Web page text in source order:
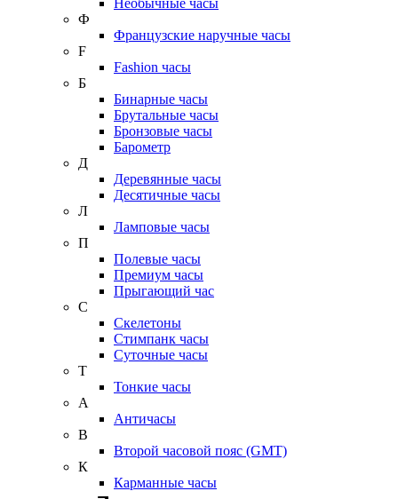
Необычные часы
Ф
Французские наручные часы
F
Fashion часы
Б
Бинарные часы
Брутальные часы
Бронзовые часы
Барометр
Д
Деревянные часы
Десятичные часы
Л
Ламповые часы
П
Полевые часы
Премиум часы
Прыгающий час
С
Скелетоны
Стимпанк часы
Суточные часы
Т
Тонкие часы
А
Античасы
В
Второй часовой пояс (GMT)
К
Карманные часы